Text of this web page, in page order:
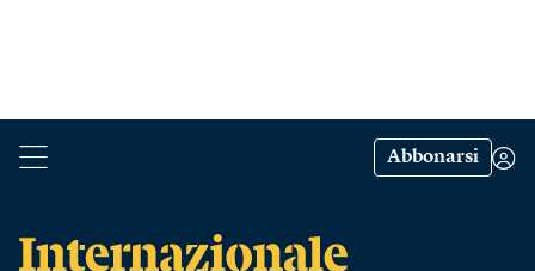
Abbonarsi